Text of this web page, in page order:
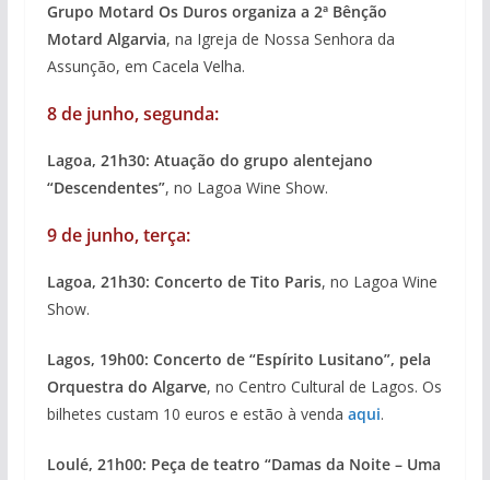
Grupo Motard Os Duros organiza a 2ª Bênção
Motard Algarvia, na Igreja de Nossa Senhora da
Assunção, em Cacela Velha.
8 de junho, segunda:
Lagoa, 21h30: Atuação do grupo alentejano
“Descendentes”, no Lagoa Wine Show.
9 de junho, terça:
Lagoa, 21h30: Concerto de Tito Paris, no Lagoa Wine
Show.
Lagos, 19h00: Concerto de “Espírito Lusitano”, pela
Orquestra do Algarve, no Centro Cultural de Lagos. Os
bilhetes custam 10 euros e estão à venda aqui.
Loulé, 21h00: Peça de teatro “Damas da Noite – Uma